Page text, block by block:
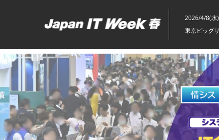
キ
ッ
し
進
む
2026/4/8(水
東京ビッグ